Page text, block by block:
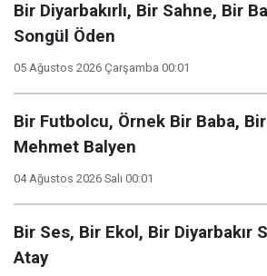
Bir Diyarbakırlı, Bir Sahne, Bir
Songül Öden
05 Ağustos 2026 Çarşamba 00:01
Bir Futbolcu, Örnek Bir Baba, Bir
Mehmet Balyen
04 Ağustos 2026 Salı 00:01
Bir Ses, Bir Ekol, Bir Diyarbakır
Atay